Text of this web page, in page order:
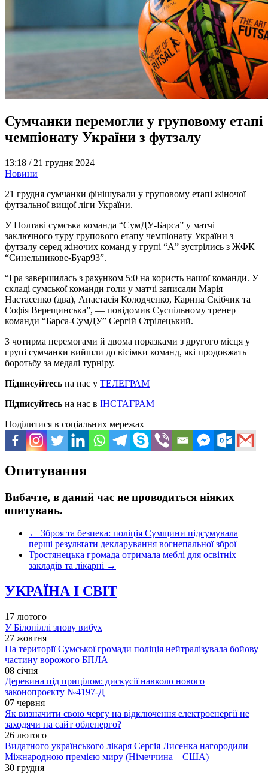
Сумчанки перемогли у груповому етапі
чемпіонату України з футзалу
13:18 / 21 грудня 2024
Новини
21 грудня сумчанки фінішували у груповому етапі жіночої
футзальної вищої ліги України.
У Полтаві сумська команда “СумДУ-Барса” у матчі
заключного туру групового етапу чемпіонату України з
футзалу серед жіночих команд у групі “А” зустрілись з ЖФК
“Синельникове-Буар93”.
“Гра завершилась з рахунком 5:0 на користь нашої команди. У
складі сумської команди голи у матчі записали Марія
Настасенко (два), Анастасія Колодченко, Карина Скібчик та
Софія Верещинська”, — повідомив Суспільному тренер
команди “Барса-СумДУ” Сергій Стрілецький.
З чотирма перемогами й двома поразками з другого місця у
групі сумчанки вийшли до вісімки команд, які продовжать
боротьбу за медалі турніру.
Підписуйтесь на нас у ТЕЛЕГРАМ
Підписуйтесь на нас в ІНСТАГРАМ
Поділитися в соціальних мережах
Опитування
Вибачте, в даний час не проводиться ніяких
опитувань.
← Зброя та безпека: поліція Сумщини підсумувала
перші результати декларування вогнепальної зброї
Тростянецька громада отримала меблі для освітніх
закладів та лікарні →
УКРАЇНА І СВІТ
17 лютого
У Білопіллі знову вибух
27 жовтня
На території Сумської громади поліція нейтралізувала бойову
частину ворожого БПЛА
08 січня
Деревина під прицілом: дискусії навколо нового
законопроєкту №4197-Д
07 червня
Як визначити свою чергу на відключення електроенергії не
заходячи на сайт обленерго?
26 лютого
Видатного українського лікаря Сергія Лисенка нагородили
Міжнародною премією миру (Німеччина – США)
30 грудня